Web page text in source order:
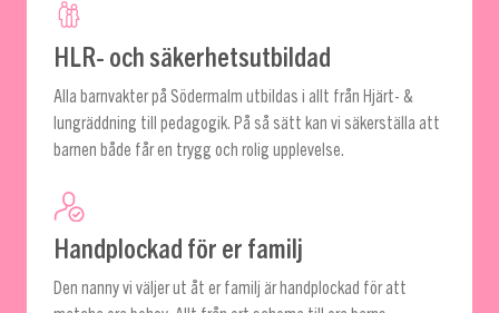
HLR- och säkerhetsutbildad
Alla barnvakter på Södermalm utbildas i allt från Hjärt- &
lungräddning till pedagogik. På så sätt kan vi säkerställa att
barnen både får en trygg och rolig upplevelse.
Handplockad för er familj
Den nanny vi väljer ut åt er familj är handplockad för att